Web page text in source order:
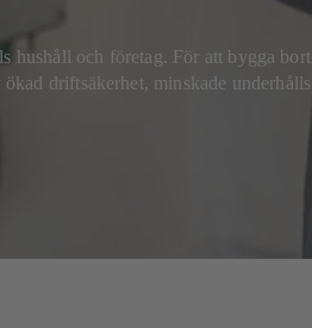
hushåll och företag. För att bygga
driftsäkerhet, minskade